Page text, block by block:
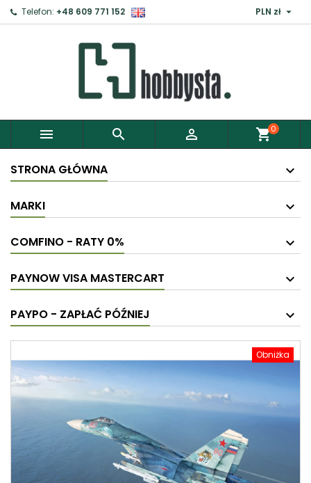
Telefon: +48 609 771 152 PLN zł 
   shopping_cart0
STRONA GŁÓWNA
MARKI
COMFINO - RATY 0%
PAYNOW VISA MASTERCART
PAYPO - ZAPŁAĆ PÓŹNIEJ
Obniżka